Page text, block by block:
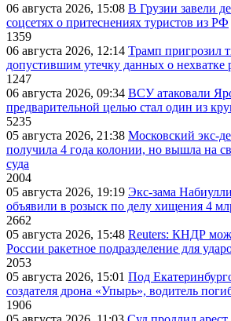
06 августа 2026, 15:08 В Грузии завели
соцсетях о притеснениях туристов из РФ
1359
06 августа 2026, 12:14 Трамп пригрозил
допустившим утечку данных о
1247
06 августа 2026, 09:34 ВСУ атаковали
предварительной целью стал один из
5235
05 августа 2026, 21:38 Московский экс-
получила 4 года колонии, но вышла на
суда
2004
05 августа 2026, 19:19 Экс-зама
объявили в розыск по делу хищения 4
2662
05 августа 2026, 15:48 Reuters: КНДР
России ракетное подразделение для
2053
05 августа 2026, 15:01 Под
создателя дрона «Упырь», водитель
1906